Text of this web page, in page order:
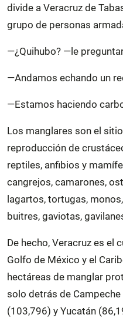
divide a Veracruz de
grupo de personas
—¿Quihubo? —le
—Andamos echando un
—Estamos haciendo
Los manglares son el
reproducción de
reptiles, anfibios y
cangrejos, camarones,
lagartos, tortugas,
buitres, gaviotas,
De hecho, Veracruz es el
Golfo de México y el
hectáreas de manglar
solo detrás de
(103,796) y Yucatán